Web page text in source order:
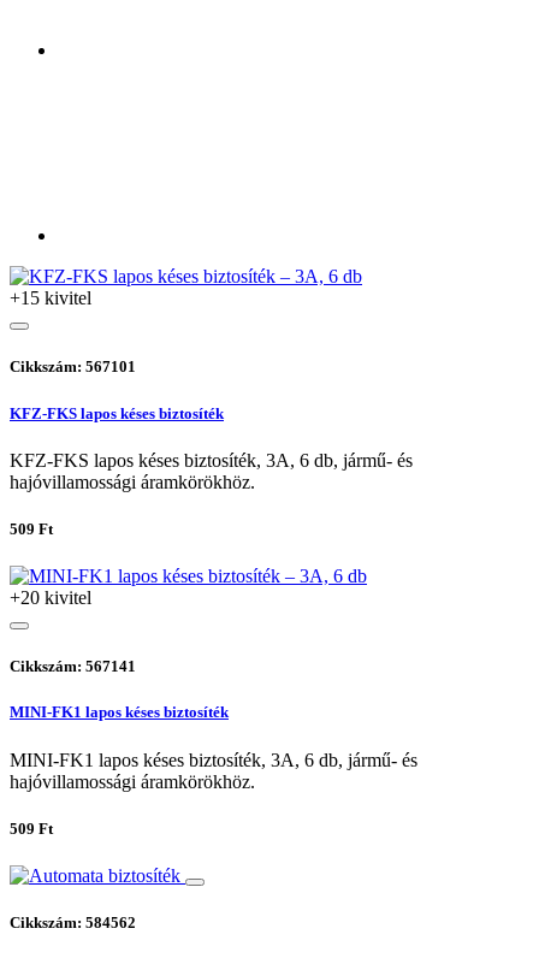
+15 kivitel
Cikkszám: 567101
KFZ-FKS lapos késes biztosíték
KFZ-FKS lapos késes biztosíték, 3A, 6 db, jármű- és
hajóvillamossági áramkörökhöz.
509 Ft
+20 kivitel
Cikkszám: 567141
MINI-FK1 lapos késes biztosíték
MINI-FK1 lapos késes biztosíték, 3A, 6 db, jármű- és
hajóvillamossági áramkörökhöz.
509 Ft
Cikkszám: 584562